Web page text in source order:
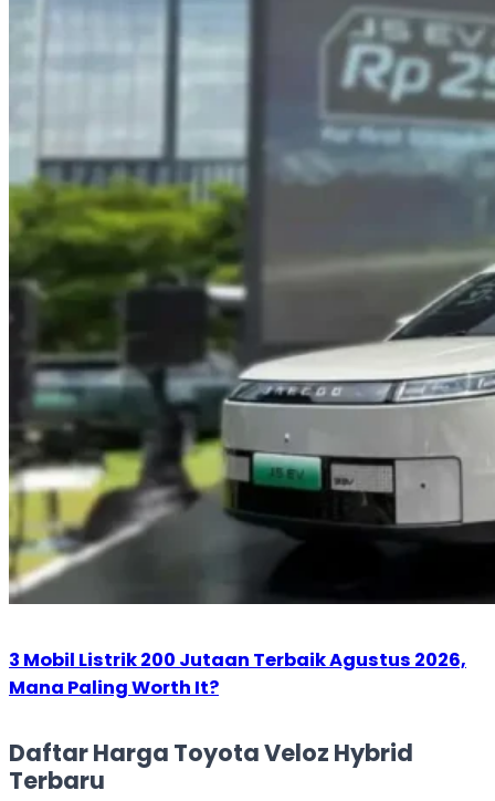
3 Mobil Listrik 200 Jutaan Terbaik Agustus 2026,
Mana Paling Worth It?
Daftar Harga Toyota Veloz Hybrid
Terbaru